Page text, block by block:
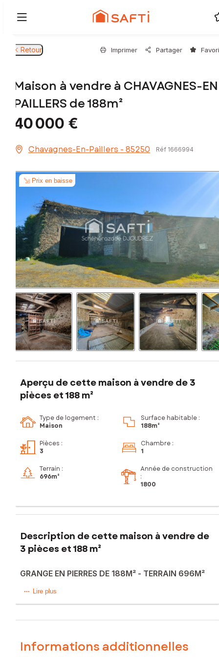
Retour Imprimer Partager
Maison à vendre à CHAVAGNES-
PAILLERS de 188m²
40 000 €
Chavagnes-En-Paillers - 85250 Réf 1666994
Prix en baisse
Aperçu de cette maison à vendre de 3
pièces et 188 m²
Type de logement :
Maison
Surface habitable :
188m²
Pièces :
3
Chambre :
1
Terrain :
696m²
Année de construction
:
1800
Description de cette maison à vendre de
3 pièces et 188 m²
GRANGE EN PIERRES DE 188M² - TERRAIN 696M²
BAISSE DE PRIX !! Sur la commune de Chavagnes en Paillers
non réhabilitable, idéal pour stockage . Ce bien est édifié
Vous souhaitez visiter, n'attendez plus contactez-moi !!
Lire plus
Informations additionnelles